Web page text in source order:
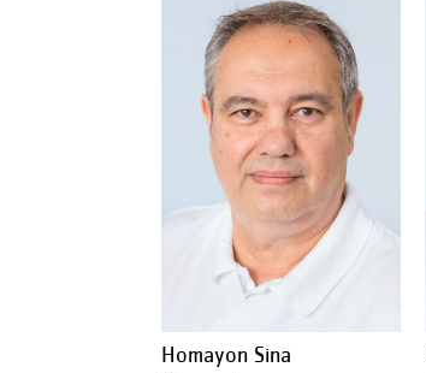
Homayon Sina